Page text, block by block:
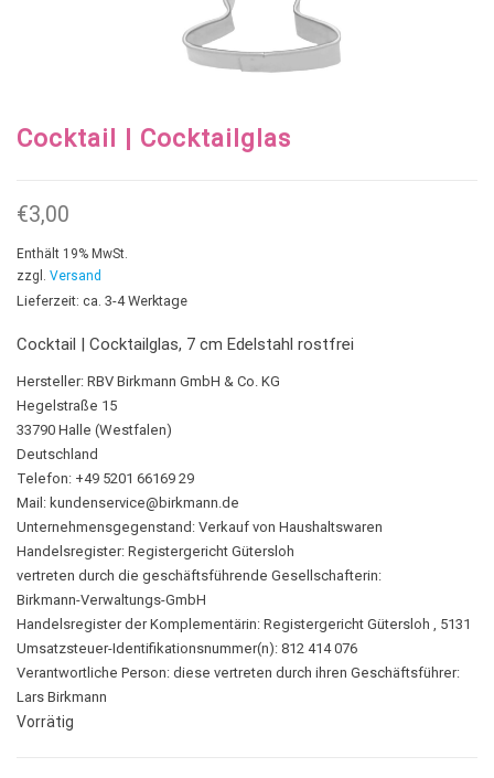
Cocktail | Cocktailglas
€3,00
Enthält 19% MwSt.
zzgl. Versand
Lieferzeit: ca. 3-4 Werktage
Cocktail | Cocktailglas, 7 cm Edelstahl rostfrei
Hersteller: RBV Birkmann GmbH & Co. KG
Hegelstraße 15
33790 Halle (Westfalen)
Deutschland
Telefon: +49 5201 66169 29
Mail: kundenservice@birkmann.de
Unternehmensgegenstand: Verkauf von Haushaltswaren
Handelsregister: Registergericht Gütersloh
vertreten durch die geschäftsführende Gesellschafterin:
Birkmann-Verwaltungs-GmbH
Handelsregister der Komplementärin: Registergericht Gütersloh , 5131
Umsatzsteuer-Identifikationsnummer(n): 812 414 076
Verantwortliche Person: diese vertreten durch ihren Geschäftsführer:
Lars Birkmann
Vorrätig